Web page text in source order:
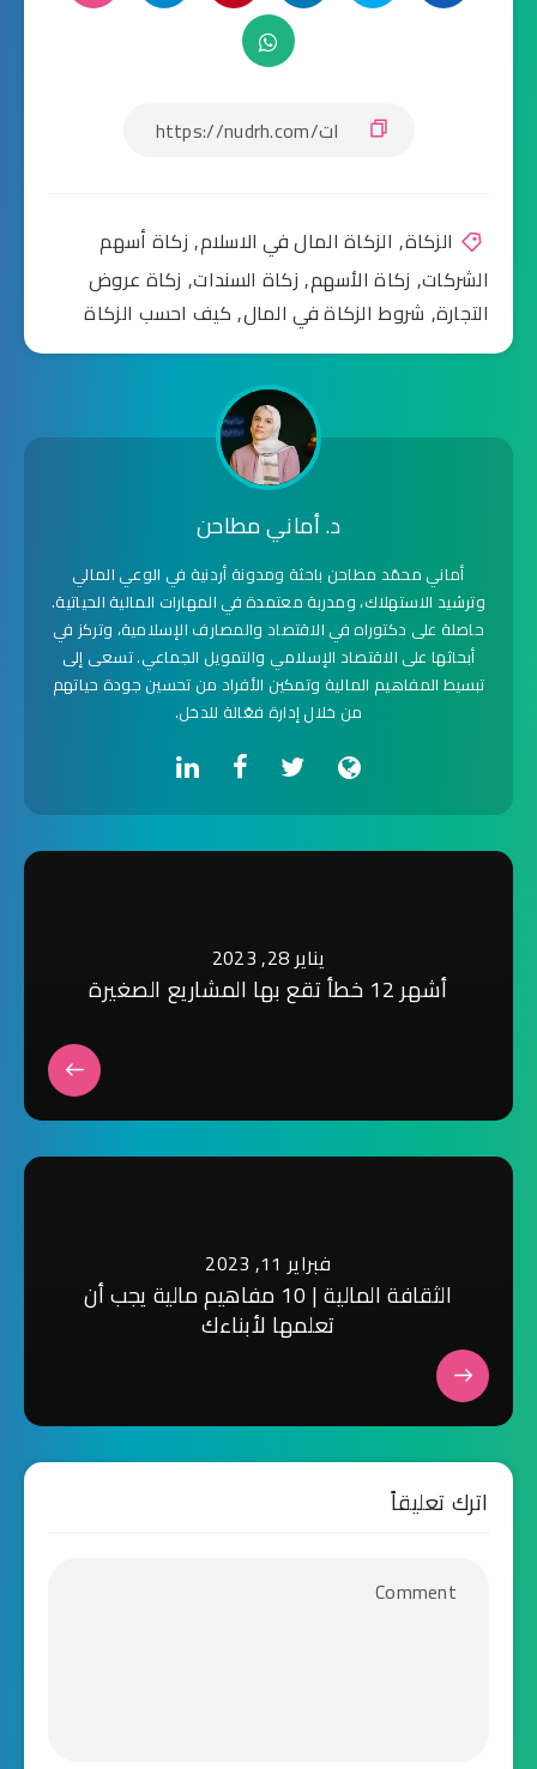
الزكاة, الزكاة المال في الاسلام, زكاة أسهم
الشركات, زكاة الأسهم, زكاة السندات, زكاة عروض
التجارة, شروط الزكاة في المال, كيف احسب الزكاة
د. أماني مطاحن
أماني محمّد مطاحن باحثة ومدونة أردنية في الوعي المالي
وترشيد الاستهلاك، ومدربة معتمدة في المهارات المالية الحياتية.
حاصلة على دكتوراه في الاقتصاد والمصارف الإسلامية، وتركز في
أبحاثها على الاقتصاد الإسلامي والتمويل الجماعي. تسعى إلى
تبسيط المفاهيم المالية وتمكين الأفراد من تحسين جودة حياتهم
من خلال إدارة فعّالة للدخل.
يناير 28, 2023
أشهر 12 خطأ تقع بها المشاريع الصغيرة
فبراير 11, 2023
الثقافة المالية | 10 مفاهيم مالية يجب أن
تعلمها لأبناءك
اترك تعليقاً